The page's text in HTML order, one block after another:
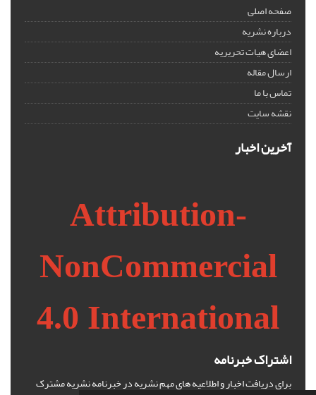
صفحه اصلی
درباره نشریه
اعضای هیات تحریریه
ارسال مقاله
تماس با ما
نقشه سایت
آخرین اخبار
Attribution-
NonCommercial
4.0 International
اشتراک خبرنامه
برای دریافت اخبار و اطلاعیه های مهم نشریه در خبرنامه نشریه مشترک